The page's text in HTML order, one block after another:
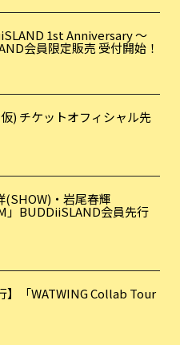
1st Anniversary 〜
会員限定販売 受付開始！
) チケットオフィシャル先
(SHOW)・岩尾春輝
」BUDDiiSLAND会員先行
】「WATWING Collab Tour